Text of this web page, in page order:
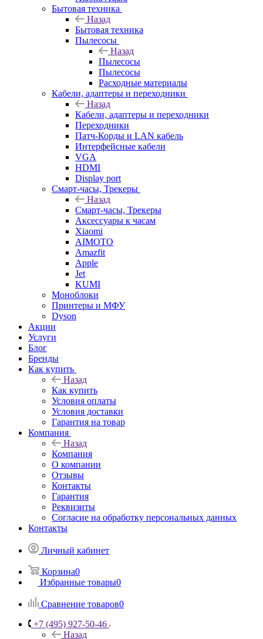
Бытовая техника
Назад
Бытовая техника
Пылесосы
Назад
Пылесосы
Пылесосы
Расходные материалы
Кабели, адаптеры и переходники
Назад
Кабели, адаптеры и переходники
Переходники
Патч-Корды и LAN кабель
Интерфейсные кабели
VGA
HDMI
Display port
Смарт-часы, Трекеры
Назад
Смарт-часы, Трекеры
Аксессуары к часам
Xiaomi
AIMOTO
Amazfit
Apple
Jet
KUMI
Моноблоки
Принтеры и МФУ
Dyson
Акции
Услуги
Блог
Бренды
Как купить
Назад
Как купить
Условия оплаты
Условия доставки
Гарантия на товар
Компания
Назад
Компания
О компании
Отзывы
Контакты
Гарантия
Реквизиты
Согласие на обработку персональных данных
Контакты
Личный кабинет
Корзина0
Избранные товары0
Сравнение товаров0
+7 (495) 927-50-46
Назад